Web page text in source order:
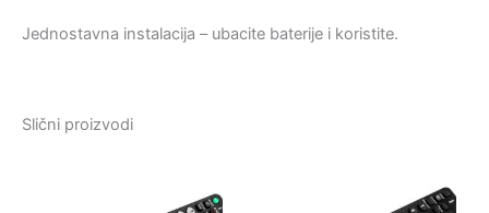
Jednostavna instalacija – ubacite baterije i koristite.
Slični proizvodi